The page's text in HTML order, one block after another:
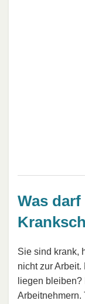
Was
Sie sind krank,
nicht zur
liegen
Arbeitnehmern.